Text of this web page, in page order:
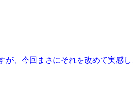
が、今回まさにそれを改めて実感